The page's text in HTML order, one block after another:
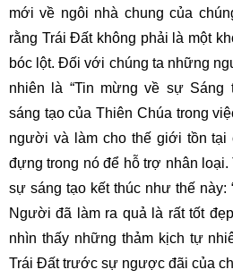
mới về ngôi nhà chung của
rằng Trái Đất không phải là một
bóc lột. Đối với chúng ta những
nhiên là “Tin mừng về sự Sáng
sáng tạo của Thiên Chúa trong
người và làm cho thế giới tồn
đựng trong nó để hỗ trợ nhân loại.
sự sáng tạo kết thúc như thế này:
Người đã làm ra quả là rất tốt
nhìn thấy những thảm kịch tự
Trái Đất trước sự ngược đãi của